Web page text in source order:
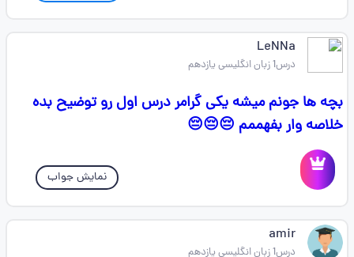
LeNNa
درس1 زبان انگلیسی یازدهم
بچه ها جونم میشه یکی گرامر درس اول رو توضیح بده
خلاصه وار بفهممم 😔😔😔
نمایش جواب
amir
درس1 زبان انگلیسی یازدهم